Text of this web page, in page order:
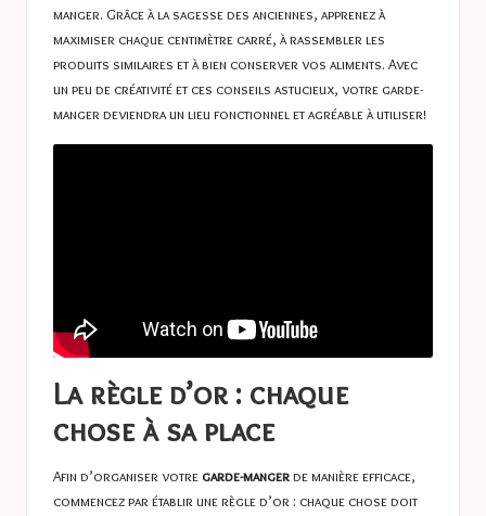
manger. Grâce à la sagesse des anciennes, apprenez à
maximiser chaque centimètre carré, à rassembler les
produits similaires et à bien conserver vos aliments. Avec
un peu de créativité et ces conseils astucieux, votre garde-
manger deviendra un lieu fonctionnel et agréable à utiliser!
La règle d’or : chaque
chose à sa place
Afin d’organiser votre garde-mangerde manière efficace,
commencez par établir une règle d’or : chaque chose doit